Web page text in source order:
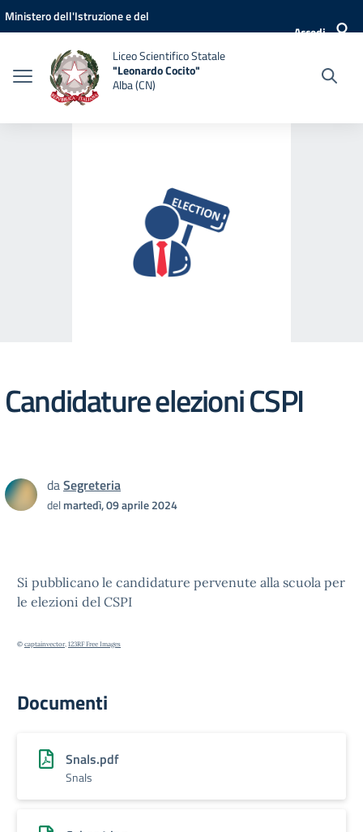
Vai ai contenuti
Vai al menu di navigazione
Vai al footer
Ministero dell'Istruzione e del
Accedi
Liceo Scientifico Statale
"Leonardo Cocito"
Alba (CN)
Candidature elezioni CSPI
daSegreteria
delmartedì, 09 aprile 2024
Si pubblicano le candidature pervenute alla scuola per
le elezioni del CSPI
© captainvector, 123RF Free Images
Documenti
Snals.pdf
Snals